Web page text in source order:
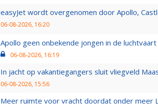
easyJet wordt overgenomen door Apollo,
06-08-2026, 16:20
Apollo geen onbekende jongen in de luchtvaart
06-08-2026, 16:19
In jacht op vakantiegangers sluit vliegveld
06-08-2026, 15:56
Meer ruimte voor vracht doordat onder meer